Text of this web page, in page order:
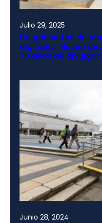
Julio 29, 2025
De gabinetes de
digitales: Museo
70 años de
Junio 28, 2024